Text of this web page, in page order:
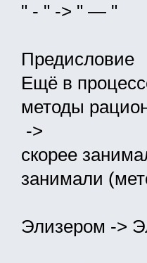
" - " -> " — "
Предисловие
Ещё в
методы
->
скорее
занимали
Элизером ->